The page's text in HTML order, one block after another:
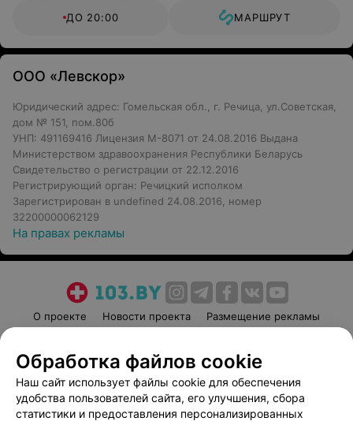
ДО 20:00
МАРШРУТ
ООО «Левскор»
Юридический адрес: Гомельская обл., г. Речица, ул.Советская,
дом № 151, пом.80б
УНП: 491169416 Лицензия М-8071 от 24.08.2016 Выдана
Министерством здравоохранения Республики Беларусь
Свидетельство о регистрации от 22.12.2016
Регистрирующий орган: Речицкий исполком
Зарегистрирован в undefined 24.08.2016, номер
32200000062129
На правах рекламы
О проекте Новости проекта
Размещение рекламы
Пользовательское соглашение
Способы оплаты
Вакансии
Партнеры
Написать руководителю 103.by
Обработка файлов cookie
Наш сайт использует файлы cookie для обеспечения
удобства пользователей сайта, его улучшения, сбора
статистики и предоставления персонализированных